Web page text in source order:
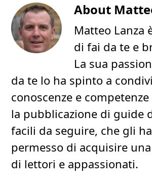
About
Matteo Lanza
di fai da te e
La sua
da te lo ha spinto a
conoscenze e
la pubblicazione di guide
facili da seguire, che gli
permesso di acquisire
di lettori e appassionati.